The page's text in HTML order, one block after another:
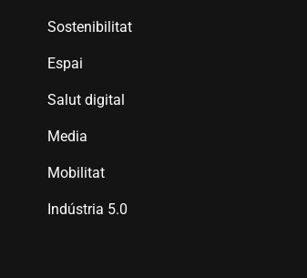
Sostenibilitat
Espai
Salut digital
Media
Mobilitat
Indústria 5.0